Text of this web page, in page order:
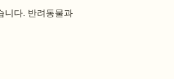
니다. 반려동물과